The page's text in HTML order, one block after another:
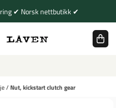
✔ Norsk nettbutikk ✔
/ Nut, kickstart clutch gear